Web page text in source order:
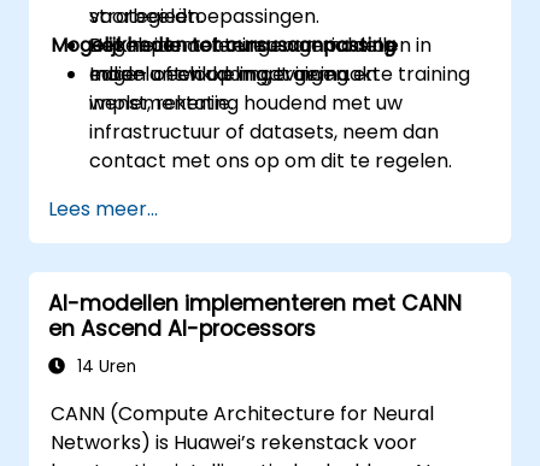
strategieën.
Het implementeren van modellen in
edge- of cloudomgevingen.
voorbeeldtoepassingen.
Begeleide oefeningen gericht op
modelontwikkeling, training en
implementatie.
Mogelijkheden tot cursusaanpassing
Indien u een op maat gemaakte training
wenst, rekening houdend met uw
infrastructuur of datasets, neem dan
contact met ons op om dit te regelen.
Lees meer...
AI-modellen implementeren met CANN
en Ascend AI-processors
14 Uren
CANN (Compute Architecture for Neural
Networks) is Huawei’s rekenstack voor